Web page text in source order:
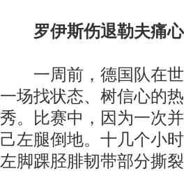
罗伊斯伤退勒夫痛
一周前，德国队在世
一场找状态、树信心的
秀。比赛中，因为一次
己左腿倒地。十几个小
左脚踝胫腓韧带部分撕